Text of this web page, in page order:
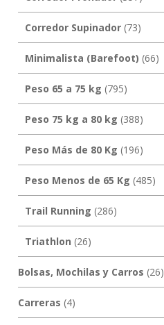
Corredor Supinador(73)
Minimalista (Barefoot) (66)
Peso 65 a 75 kg (795)
Peso 75 kg a 80 kg (388)
Peso Más de 80 Kg (196)
Peso Menos de 65 Kg (485)
Trail Running (286)
Triathlon (26)
Bolsas, Mochilas y Carros (26)
Carreras (4)